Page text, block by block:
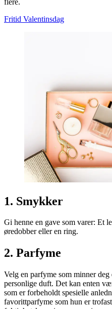
Fritid Valentinsdag
1. Smykker
Gi henne en gave som varer: Et
øredobber eller en ring.
2. Parfyme
Velg en parfyme som minner
personlige duft. Det kan enten
som er forbeholdt spesielle
favorittparfyme som hun er